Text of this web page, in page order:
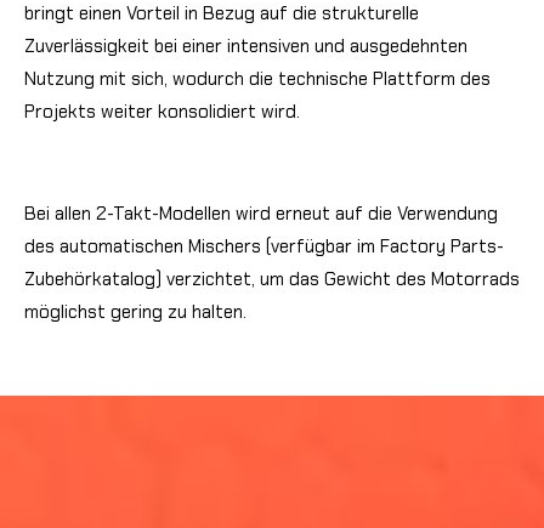
bringt einen Vorteil in Bezug auf die strukturelle
Zuverlässigkeit bei einer intensiven und ausgedehnten
Nutzung mit sich, wodurch die technische Plattform des
Projekts weiter konsolidiert wird.
Bei allen 2-Takt-Modellen wird erneut auf die Verwendung
des automatischen Mischers (verfügbar im Factory Parts-
Zubehörkatalog) verzichtet, um das Gewicht des Motorrads
möglichst gering zu halten.